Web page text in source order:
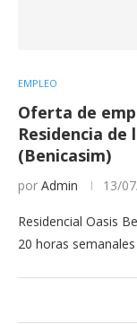
EMPLEO
Oferta de
Residencia de
(Benicasim)
por Admin 13/
Residencial Oasis
20 horas